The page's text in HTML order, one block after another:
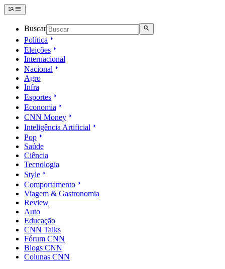
Buscar
Política
Eleições
Internacional
Nacional
Agro
Infra
Esportes
Economia
CNN Money
Inteligência Artificial
Pop
Saúde
Ciência
Tecnologia
Style
Comportamento
Viagem & Gastronomia
Review
Auto
Educação
CNN Talks
Fórum CNN
Blogs CNN
Colunas CNN